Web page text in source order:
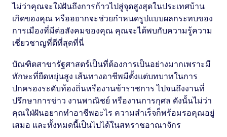
อย่างชัดแจ้งว่าการเมืองมีความเป็นมาอย่างไร เพื่อที่
คุณจะได้กำหนดทิศทางการเมืองต่อไป
ไม่ว่าคุณจะใฝ่ฝันถึงการก้าวไปสู่จุดสูงสุดในประเทศบ้าน
เกิดของคุณ หรืออยากจะช่วยกำหนดรูปแบบผลกระทบของ
การเมืองที่มีต่อสังคมของคุณ คุณจะได้พบกับความรู้ความ
เชี่ยวชาญที่ดีที่สุดที่นี่
บัณฑิตสาขารัฐศาสตร์เป็นที่ต้องการเป็นอย่างมากเพราะมี
ทักษะที่ยืดหยุ่นสูง เส้นทางอาชีพมีตั้งแต่บทบาทในการ
ปกครองระดับท้องถิ่นหรืองานข้าราชการ ไปจนถึงงานที่
ปรึกษาการข่าว งานพาณิชย์ หรืองานการกุศล ดังนั้นไม่ว่า
คุณใฝ่ฝันอยากทำอาชีพอะไร ความสำเร็จก็พร้อมรอคุณอยู่
เสมอ และทั้งหมดนี้เป็นไปได้ในสหราชอาณาจักร